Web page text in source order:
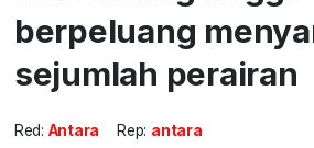
berpeluang
sejumlah perairan
Red: Antara Rep: antara